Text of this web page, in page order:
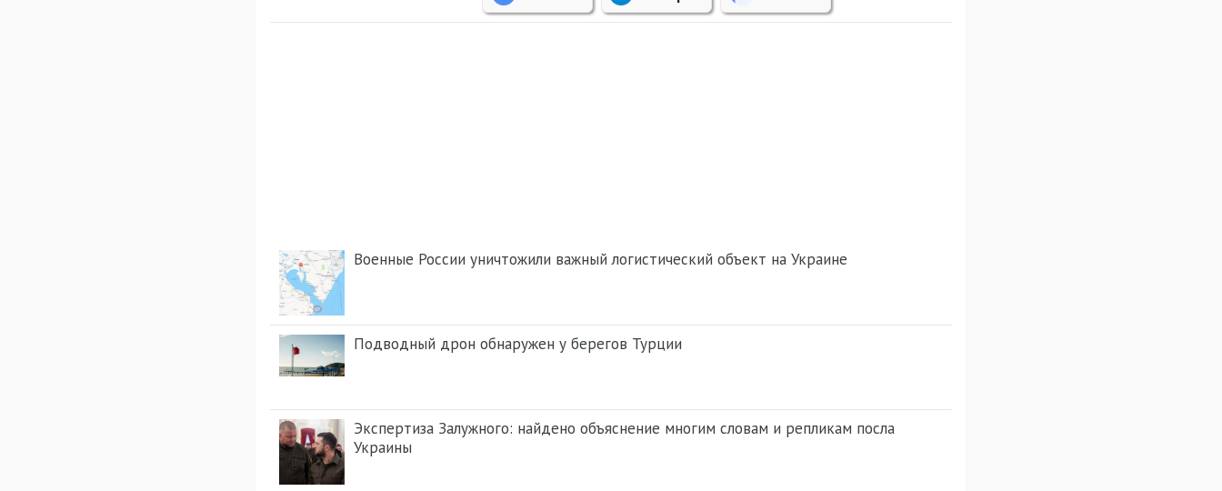
Военные России уничтожили важный логистический объект на Украине
Подводный дрон обнаружен у берегов Турции
Экспертиза Залужного: найдено объяснение многим словам и репликам посла
Украины